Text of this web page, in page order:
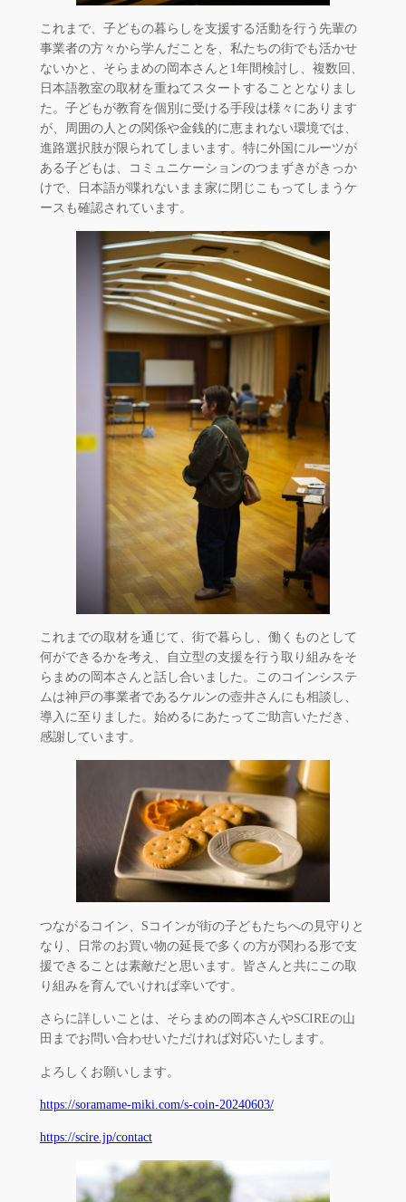
これまで、子どもの暮らしを支援する活動を行う先輩の
事業者の方々から学んだことを、私たちの街でも活かせ
ないかと、そらまめの岡本さんと1年間検討し、複数回、
日本語教室の取材を重ねてスタートすることとなりまし
た。子どもが教育を個別に受ける手段は様々にあります
が、周囲の人との関係や金銭的に恵まれない環境では、
進路選択肢が限られてしまいます。特に外国にルーツが
ある子どもは、コミュニケーションのつまずきがきっか
けで、日本語が喋れないまま家に閉じこもってしまうケ
ースも確認されています。
これまでの取材を通じて、街で暮らし、働くものとして
何ができるかを考え、自立型の支援を行う取り組みをそ
らまめの岡本さんと話し合いました。このコインシステ
ムは神戸の事業者であるケルンの壺井さんにも相談し、
導入に至りました。始めるにあたってご助言いただき、
感謝しています。
つながるコイン、Sコインが街の子どもたちへの見守りと
なり、日常のお買い物の延長で多くの方が関わる形で支
援できることは素敵だと思います。皆さんと共にこの取
り組みを育んでいければ幸いです。
さらに詳しいことは、そらまめの岡本さんやSCIREの山
田までお問い合わせいただければ対応いたします。
よろしくお願いします。
https://soramame-miki.com/s-coin-20240603/
https://scire.jp/contact